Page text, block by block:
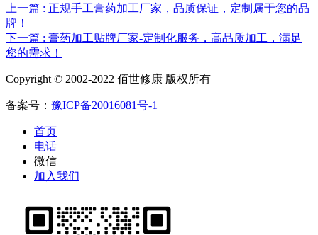
上一篇 : 正规手工膏药加工厂家，品质保证，定制属于您的品
牌！
下一篇 : 膏药加工贴牌厂家-定制化服务，高品质加工，满足
您的需求！
Copyright © 2002-2022 佰世修康 版权所有
备案号： 豫ICP备20016081号-1
首页
电话
微信
加入我们